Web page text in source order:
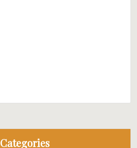
Categories